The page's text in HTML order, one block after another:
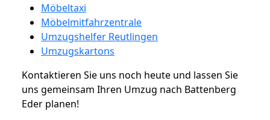
Möbeltaxi
Möbelmitfahrzentrale
Umzugshelfer Reutlingen
Umzugskartons
Kontaktieren Sie uns noch heute und lassen Sie
uns gemeinsam Ihren Umzug nach Battenberg
Eder planen!